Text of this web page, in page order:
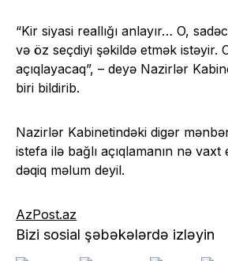
“Kir siyasi reallığı anlayır… O,
və öz seçdiyi şəkildə etmək istəyir.
açıqlayacaq”, – deyə Nazirlər
biri bildirib.
Nazirlər Kabinetindəki digər
istefa ilə bağlı açıqlamanın nə vaxt
dəqiq məlum deyil.
AzPost.az
Bizi sosial şəbəkələrdə izləyin